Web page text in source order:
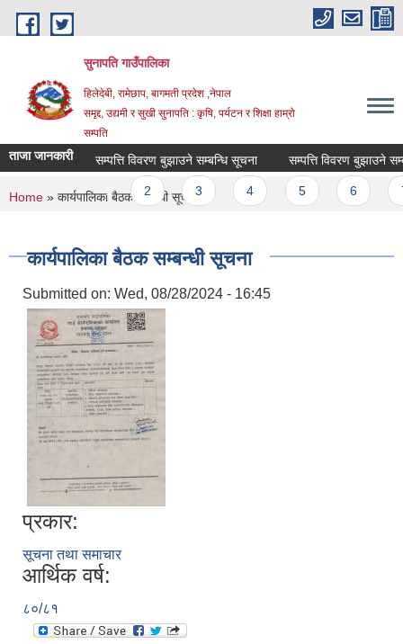
Skip to main content
सुनापति गाउँपालिका
हिलेदेबी, रामेछाप, बागमती प्रदेश ,नेपाल
समृद्द, उद्यमी र सुखी सुनापति : कृषि, पर्यटन र शिक्षा हाम्रो
सम्पति
ताजा जानकारी सम्पत्ति विवरण बुझाउने सम्बन्धि सूचना सम्पत्ति विवरण बुझाउने
Pages
1 2 3
You are here
Home » कार्यपालिका बैठक सम्बन्धी सूचना
कार्यपालिका बैठक सम्बन्धी सूचना
Submitted on: Wed, 08/28/2024 - 16:45
प्रकार:
सूचना तथा समाचार
आर्थिक वर्ष:
८०/८१